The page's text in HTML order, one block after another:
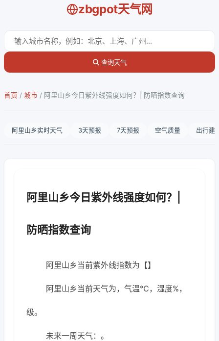
zbgpot天气网
查询天气
首页 / 城市 / 阿里山乡今日紫外线强度如何？| 防晒指数查询
阿里山乡实时天气 3天预报 7天预报 空气质量 出行建
阿里山乡今日紫外线强度如何？|
防晒指数查询
阿里山乡当前紫外线指数为【】
阿里山乡当前天气为，气温℃，湿度%，
级。
未来一周天气：。